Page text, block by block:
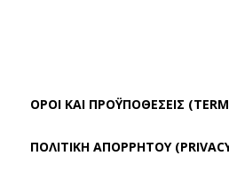
ΌΡΟΙ ΚΑΙ ΠΡΟΫΠΟΘΈΣΕΙΣ
ΠΟΛΙΤΙΚΗ ΑΠΟΡΡΗΤΟΥ